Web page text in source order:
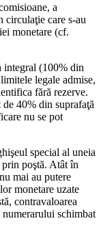
a
circulaţie care s-au
monetare (cf.
integral (100% din
legale admise,
fără rezerve.
40% din suprafaţă
nu se pot
special al uneia
poştă. Atât în
mai au putere
monetare uzate
contravaloarea
schimbat